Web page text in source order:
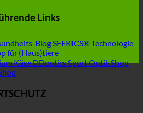
Links
Blog SFERICS® Technologie
für (Haus)tiere
KäseDDoptics Sport Optik Shop